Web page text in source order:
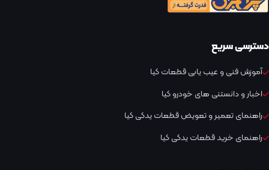
دسترسی سریع
آموزش فنی و عیب یابی قطعات کیا
اخبار و دانستنی های خودرو کیا
راهنمای تعمیر و تعویض قطعات یدکی کیا
راهنمای خرید قطعات یدکی کیا